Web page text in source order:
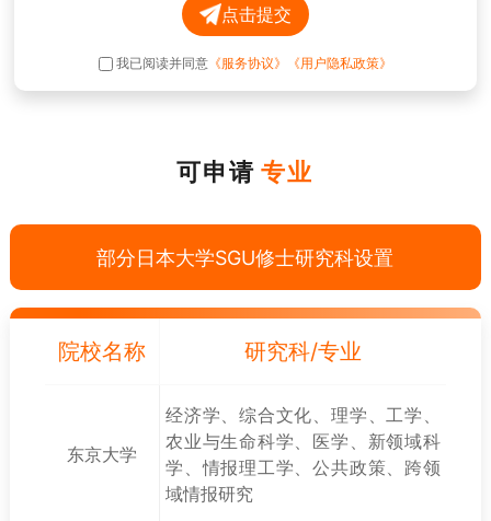
点击提交
我已阅读并同意 《服务协议》 《用户隐私政策》
可申请 专业
部分日本大学SGU修士研究科设置
院校名称 研究科/专业
东京大学
经济学、综合文化、理学、工学、
农业与生命科学、医学、新领域科
学、情报理工学、公共政策、跨领
域情报研究